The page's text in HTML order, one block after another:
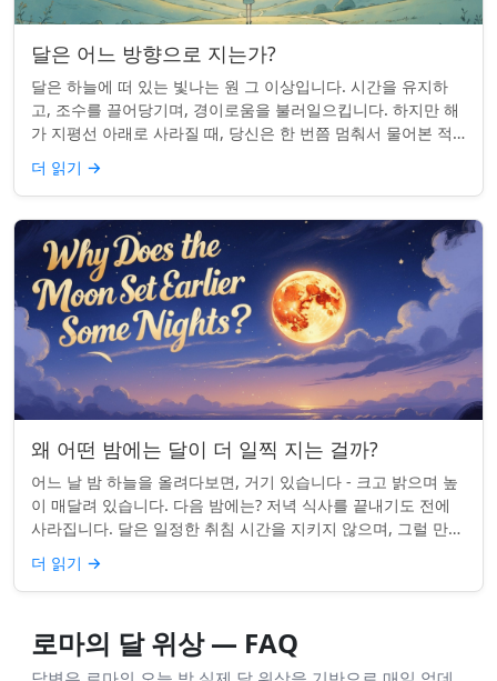
달은 어느 방향으로 지는가?
달은 하늘에 떠 있는 빛나는 원 그 이상입니다. 시간을 유지하
고, 조수를 끌어당기며, 경이로움을 불러일으킵니다. 하지만 해
가 지평선 아래로 사라질 때, 당신은 한 번쯤 멈춰서 물어본 적
이 있나요: 그곳은 어디일까? ...
더 읽기 →
왜 어떤 밤에는 달이 더 일찍 지는 걸까?
어느 날 밤 하늘을 올려다보면, 거기 있습니다 - 크고 밝으며 높
이 매달려 있습니다. 다음 밤에는? 저녁 식사를 끝내기도 전에
사라집니다. 달은 일정한 취침 시간을 지키지 않으며, 그럴 만한
좋은 이유가 있습니다. ...
더 읽기 →
로마의 달 위상 — FAQ